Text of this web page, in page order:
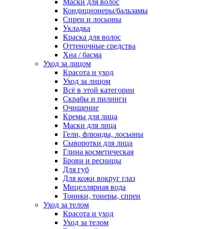
Маски для волос
Кондиционеры/бальзамы
Спреи и лосьоны
Укладка
Краска для волос
Оттеночные средства
Хна / басма
Уход за лицом
Красота и уход
Уход за лицом
Всё в этой категории
Скрабы и пилинги
Очищение
Кремы для лица
Маски для лица
Гели, флюиды, лосьоны
Сыворотки для лица
Глина косметическая
Брови и ресницы
Для губ
Для кожи вокруг глаз
Мицеллярная вода
Тоники, тонеры, спреи
Уход за телом
Красота и уход
Уход за телом